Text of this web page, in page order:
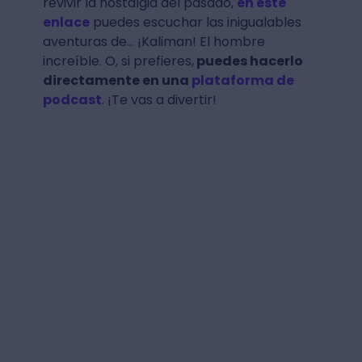
enlacepuedes escuchar las inigualables
aventuras de… ¡Kaliman! El hombre
increíble. O, si prefieres, puedes hacerlo
directamente en una plataforma de
podcast. ¡Te vas a divertir!